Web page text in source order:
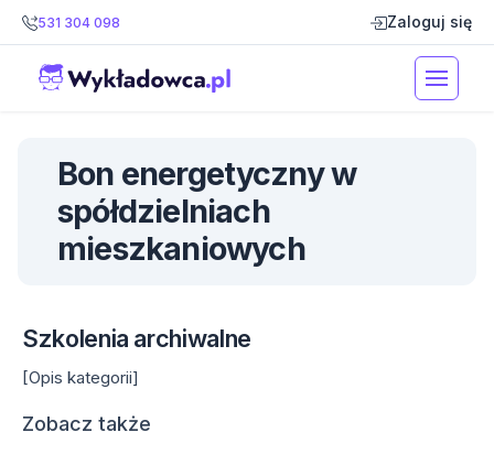
531 304 098 Zaloguj się
Bon energetyczny w
spółdzielniach
mieszkaniowych
Szkolenia archiwalne
[Opis kategorii]
Zobacz także